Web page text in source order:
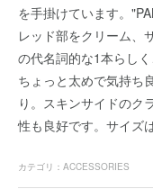
を手掛けています。
レッド部をクリーム、
の代名詞的な1本らし
ちょっと太めで気持ち
り。スキンサイドのク
性も良好です。サイズ
カテゴリ ： ACCESSORIES